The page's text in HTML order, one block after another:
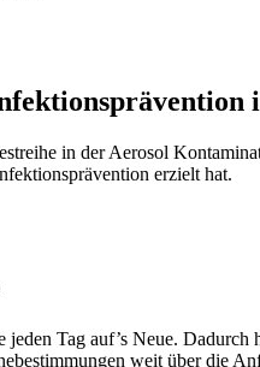
in der Aerosol
erzielt hat.
Tag auf’s Neue.
weit über die